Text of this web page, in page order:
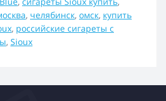
, челябинск, омск, купить
, российские сигареты с
, Sioux